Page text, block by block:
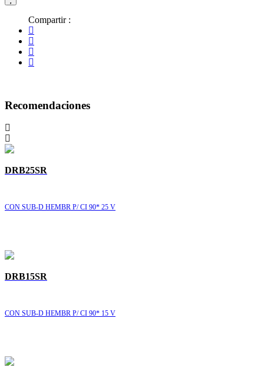
Compartir :
Recomendaciones
DRB25SR
CON SUB-D HEMBR P/ CI 90* 25 V
DRB15SR
CON SUB-D HEMBR P/ CI 90* 15 V